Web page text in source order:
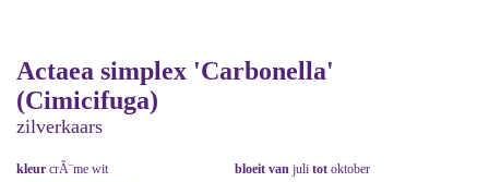
Actaea simplex 'Carbonella'
(Cimicifuga)
zilverkaars
kleur crÃ¨me wit bloeit van juli tot oktober